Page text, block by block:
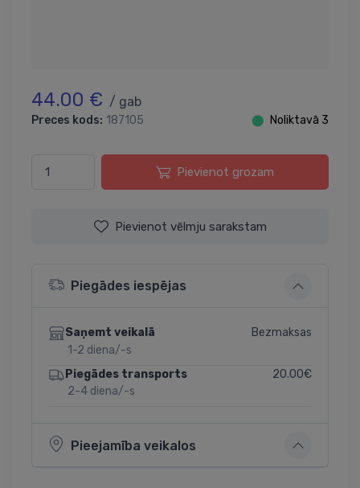
44.00 € / gab
Preces kods: 187105 ⬤ Noliktavā 3
Pievienot grozam
Pievienot vēlmju sarakstam
Piegādes iespējas
Saņemt veikalā
1-2 diena/-s
Bezmaksas
Piegādes transports
2-4 diena/-s
20.00€
Pieejamība veikalos